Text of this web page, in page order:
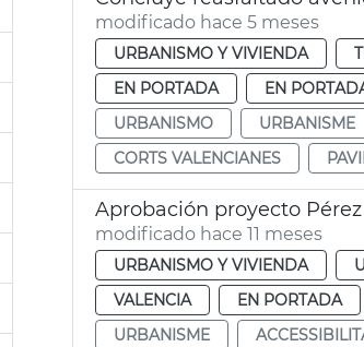
modificado hace 5 meses
URBANISMO Y VIVIENDA
EN PORTADA
EN
URBANISMO
URBANISME
CORTS VALENCIANES
Aprobación proyecto
modificado hace 11 meses
URBANISMO Y VIVIENDA
VALENCIA
EN PORTADA
URBANISME